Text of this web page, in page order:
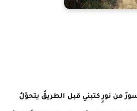
من نورٍ كتبني قبل الطريقُ يتحوّلُ